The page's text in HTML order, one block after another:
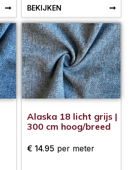
BEKIJKEN
Alaska 18 licht grijs |
300 cm hoog/breed
€ 14.95 per meter